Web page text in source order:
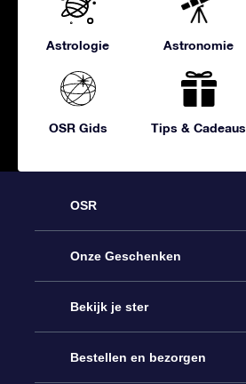
Astrologie Astronomie
OSR Gids Tips & Cadeaus
OSR
Service
Contact
Blog
Onze Geschenken
Online Star Gift
OSR Cadeaupakket
Bekijk je ster
Sterrenregister
Bestellen en bezorgen